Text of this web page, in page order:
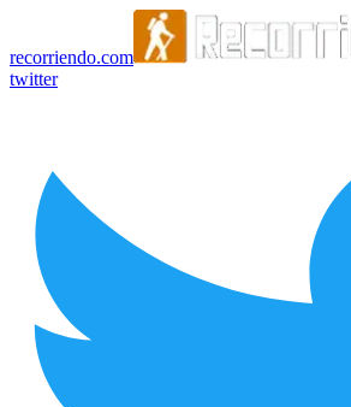
recorriendo.com
twitter